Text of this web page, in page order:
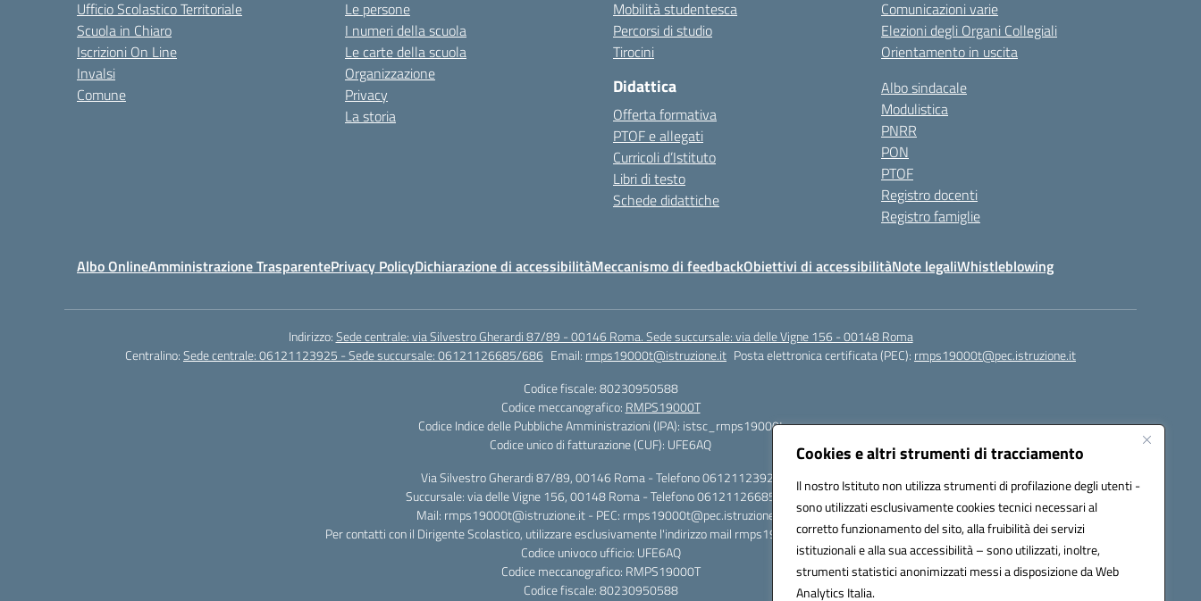
Cookies e altri strumenti di tracciamento
Il nostro Istituto non utilizza strumenti di profilazione degli utenti -
sono utilizzati esclusivamente cookies tecnici necessari al
corretto funzionamento del sito, alla fruibilità dei servizi
istituzionali e alla sua accessibilità – sono utilizzati, inoltre,
strumenti statistici anonimizzati messi a disposizione da Web
Analytics Italia.
Ufficio Scolastico Territoriale
Scuola in Chiaro
Iscrizioni On Line
Invalsi
Comune
Le persone
I numeri della scuola
Le carte della scuola
Organizzazione
Privacy
La storia
Mobilità studentesca
Percorsi di studio
Tirocini
Didattica
Offerta formativa
PTOF e allegati
Curricoli d’Istituto
Libri di testo
Schede didattiche
Comunicazioni varie
Elezioni degli Organi Collegiali
Orientamento in uscita
Albo sindacale
Modulistica
PNRR
PON
PTOF
Registro docenti
Registro famiglie
Albo OnlineAmministrazione TrasparentePrivacy PolicyDichiarazione di accessibilitàMeccanismo di feedbackObiettivi di accessibilitàNote legaliWhistleblowing
Indirizzo:Sede centrale: via Silvestro Gherardi 87/89 - 00146 Roma. Sede succursale: via delle Vigne 156 - 00148 Roma
Centralino:Sede centrale: 06121123925 - Sede succursale: 06121126685/686 Email: rmps19000t@istruzione.it Posta elettronica certificata (PEC): rmps19000t@pec.istruzione.it
Codice fiscale: 80230950588
Codice meccanografico: RMPS19000T
Codice Indice delle Pubbliche Amministrazioni (IPA): istsc_rmps19000t
Codice unico di fatturazione (CUF): UFE6AQ
Via Silvestro Gherardi 87/89, 00146 Roma - Telefono 06121123925
Succursale: via delle Vigne 156, 00148 Roma - Telefono 06121126685/86
Mail: rmps19000t@istruzione.it - PEC: rmps19000t@pec.istruzione.it
Per contatti con il Dirigente Scolastico, utilizzare esclusivamente l'indirizzo mail rmps19000t@istruzione.it
Codice univoco ufficio: UFE6AQ
Codice meccanografico: RMPS19000T
Codice fiscale: 80230950588